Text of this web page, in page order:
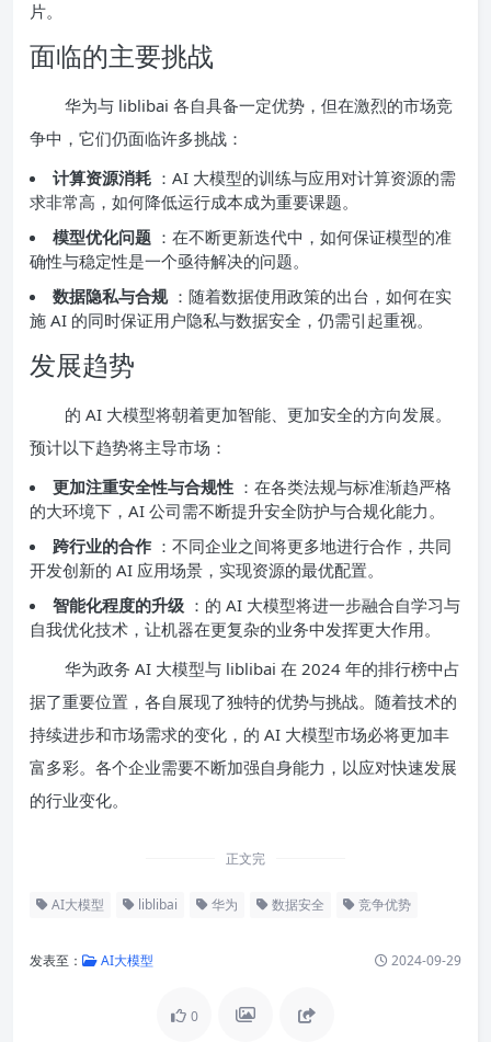
片。
面临的主要挑战
华为与 liblibai 各自具备一定优势，但在激烈的市场竞
争中，它们仍面临许多挑战：
计算资源消耗 ：AI 大模型的训练与应用对计算资源的需
求非常高，如何降低运行成本成为重要课题。
模型优化问题 ：在不断更新迭代中，如何保证模型的准
确性与稳定性是一个亟待解决的问题。
数据隐私与合规 ：随着数据使用政策的出台，如何在实
施 AI 的同时保证用户隐私与数据安全，仍需引起重视。
发展趋势
的 AI 大模型将朝着更加智能、更加安全的方向发展。
预计以下趋势将主导市场：
更加注重安全性与合规性 ：在各类法规与标准渐趋严格
的大环境下，AI 公司需不断提升安全防护与合规化能力。
跨行业的合作 ：不同企业之间将更多地进行合作，共同
开发创新的 AI 应用场景，实现资源的最优配置。
智能化程度的升级 ：的 AI 大模型将进一步融合自学习与
自我优化技术，让机器在更复杂的业务中发挥更大作用。
华为政务 AI 大模型与 liblibai 在 2024 年的排行榜中占
据了重要位置，各自展现了独特的优势与挑战。随着技术的
持续进步和市场需求的变化，的 AI 大模型市场必将更加丰
富多彩。各个企业需要不断加强自身能力，以应对快速发展
的行业变化。
正文完
AI大模型 liblibai 华为 数据安全 竞争优势
发表至： AI大模型 2024-09-29
0